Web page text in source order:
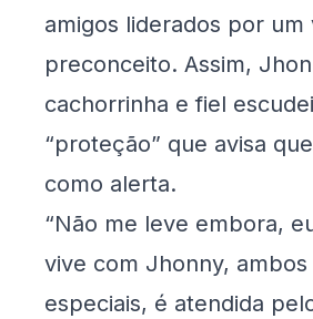
amigos liderados por
preconceito. Assim,
cachorrinha e fiel
“proteção” que avisa
como alerta.
“Não me leve embora,
vive com Jhonny,
especiais, é atendida